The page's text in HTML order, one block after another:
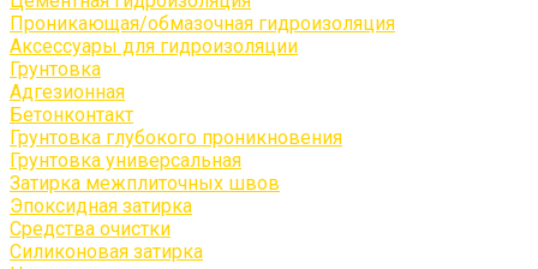
Проникающая/обмазочная гидроизоляция
Аксессуары для гидроизоляции
Грунтовка
Адгезионная
Бетонконтакт
Грунтовка глубокого проникновения
Грунтовка универсальная
Затирка межплиточных швов
Эпоксидная затирка
Средства очистки
Силиконовая затирка